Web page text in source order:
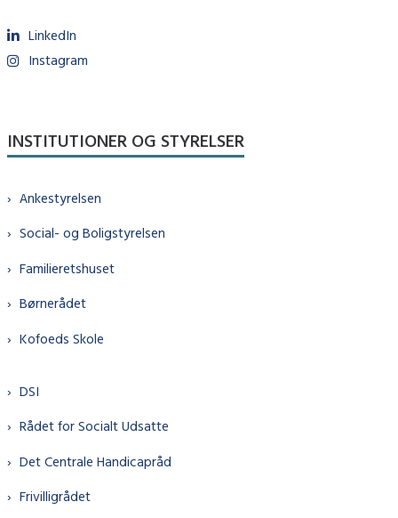
LinkedIn
Instagram
INSTITUTIONER OG STYRELSER
Ankestyrelsen
Social- og Boligstyrelsen
Familieretshuset
Børnerådet
Kofoeds Skole
DSI
Rådet for Socialt Udsatte
Det Centrale Handicapråd
Frivilligrådet